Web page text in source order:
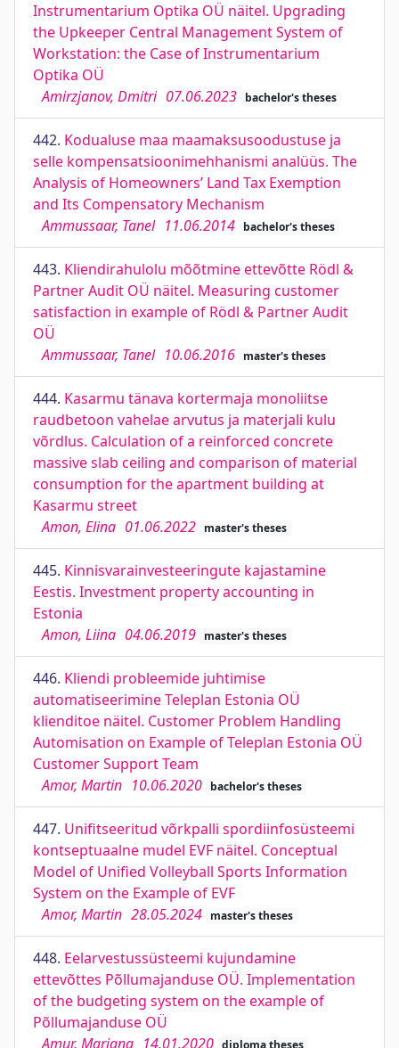
Instrumentarium Optika OÜ näitel. Upgrading
the Upkeeper Central Management System of
Workstation: the Case of Instrumentarium
Optika OÜ
Amirzjanov, Dmitri 07.06.2023 bachelor's theses
442. Kodualuse maa maamaksusoodustuse ja
selle kompensatsioonimehhanismi analüüs. The
Analysis of Homeowners’ Land Tax Exemption
and Its Compensatory Mechanism
Ammussaar, Tanel 11.06.2014 bachelor's theses
443. Kliendirahulolu mõõtmine ettevõtte Rödl &
Partner Audit OÜ näitel. Measuring customer
satisfaction in example of Rödl & Partner Audit
OÜ
Ammussaar, Tanel 10.06.2016 master's theses
444. Kasarmu tänava kortermaja monoliitse
raudbetoon vahelae arvutus ja materjali kulu
võrdlus. Calculation of a reinforced concrete
massive slab ceiling and comparison of material
consumption for the apartment building at
Kasarmu street
Amon, Elina 01.06.2022 master's theses
445. Kinnisvarainvesteeringute kajastamine
Eestis. Investment property accounting in
Estonia
Amon, Liina 04.06.2019 master's theses
446. Kliendi probleemide juhtimise
automatiseerimine Teleplan Estonia OÜ
klienditoe näitel. Customer Problem Handling
Automisation on Example of Teleplan Estonia OÜ
Customer Support Team
Amor, Martin 10.06.2020 bachelor's theses
447. Unifitseeritud võrkpalli spordiinfosüsteemi
kontseptuaalne mudel EVF näitel. Conceptual
Model of Unified Volleyball Sports Information
System on the Example of EVF
Amor, Martin 28.05.2024 master's theses
448. Eelarvestussüsteemi kujundamine
ettevõttes Põllumajanduse OÜ. Implementation
of the budgeting system on the example of
Põllumajanduse OÜ
Amur, Marjana 14.01.2020 diploma theses